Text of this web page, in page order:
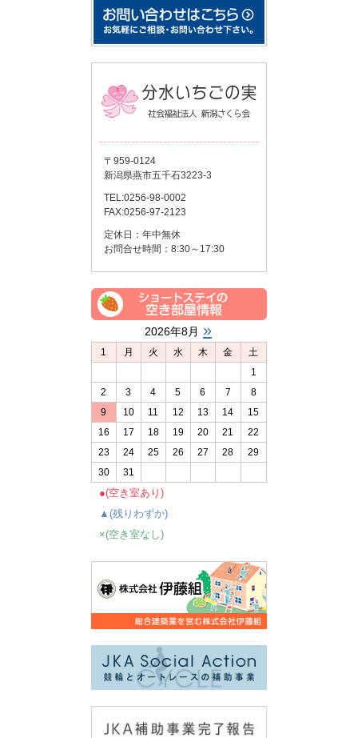
〒959-0124
新潟県燕市五千石3223-3
TEL:0256-98-0002
FAX:0256-97-2123
定休日：年中無休
お問合せ時間：8:30～17:30
2026年8月 »
1 月 火 水 木 金
土
1
2
3 4 5 6 7
8
9
10 11 12 13 14
15
16
17 18 19 20 21
22
23
24 25 26 27 28
29
30
31
●(空き室あり)
▲(残りわずか)
×(空き室なし)